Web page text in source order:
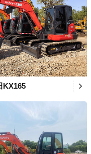
KX165